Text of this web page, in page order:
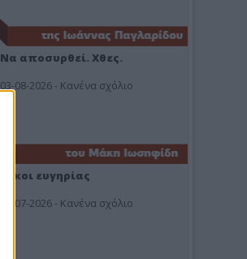
Να αποσυρθεί. Χθες.
03-08-2026 - Κανένα σχόλιο
Οίκοι ευγηρίας
24-07-2026 - Κανένα σχόλιο